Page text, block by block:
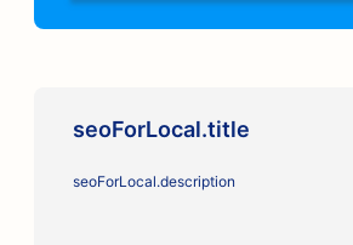
seoForLocal.title
seoForLocal.description